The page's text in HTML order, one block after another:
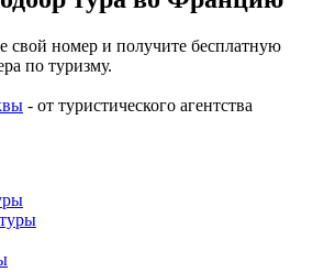
номер и получите бесплатную
по туризму.
- от туристического агентства